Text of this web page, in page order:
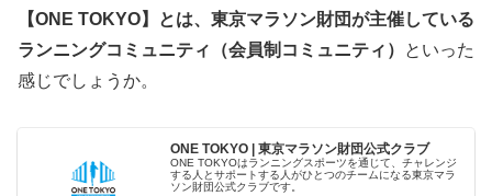
【ONE TOKYO】とは、東京マラソン財団が主催している
ランニングコミュニティ（会員制コミュニティ）
といった
感じでしょうか。
ONE TOKYO | 東京マラソン財団公式クラブ
ONE TOKYOはランニングスポーツを通じて、チャレンジ
する人とサポートする人がひとつのチームになる東京マラ
ソン財団公式クラブです。